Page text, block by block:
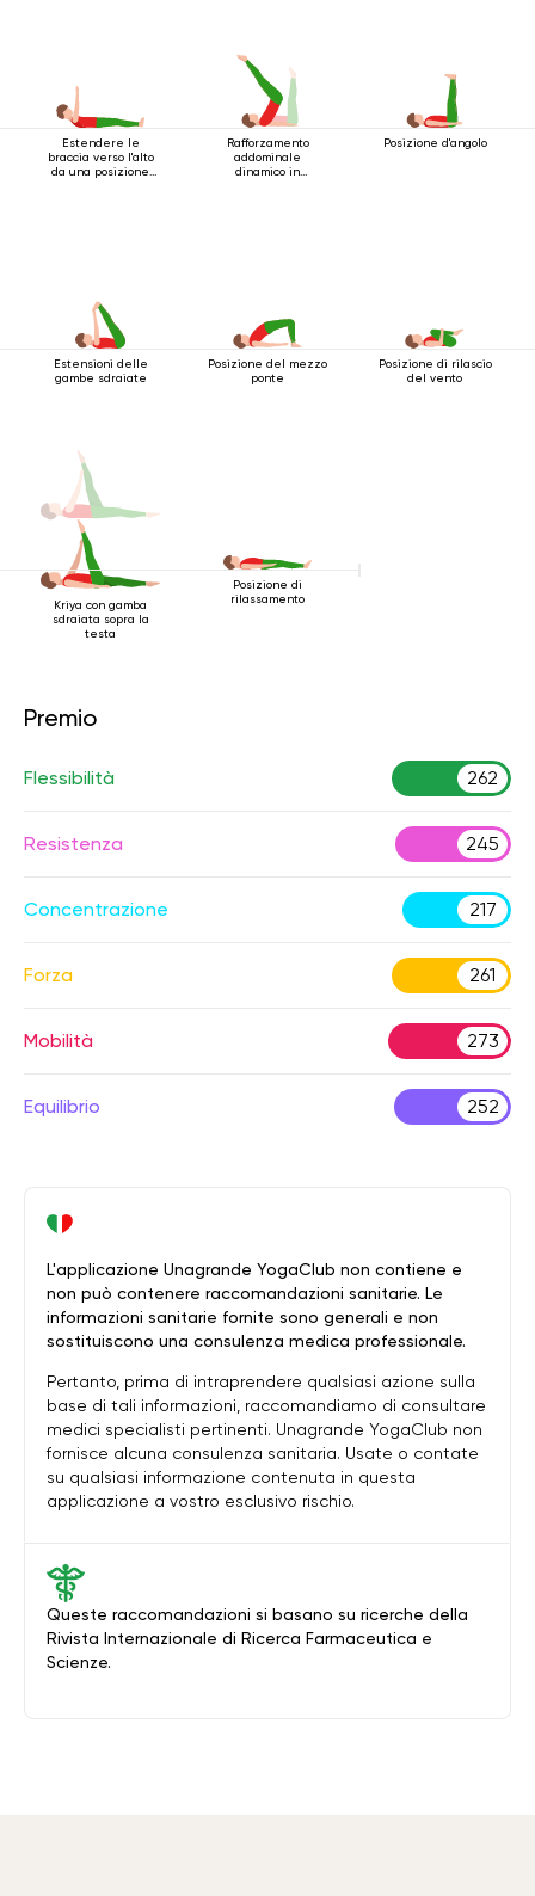
Estendere le
braccia verso l'alto
da una posizione
Rafforzamento
addominale
dinamico in
Posizione d'angolo
Estensioni delle
gambe sdraiate
Posizione del mezzo
ponte
Posizione di rilascio
del vento
Kriya con gamba
sdraiata sopra la
testa
Posizione di
rilassamento
Premio
Flessibilità 262
Resistenza 245
Concentrazione 217
Forza 261
Mobilità 273
Equilibrio 252
Queste raccomandazioni si basano su ricerche della
Rivista Internazionale di Ricerca Farmaceutica e
Scienze.
L'applicazione Unagrande YogaClub non contiene e
non può contenere raccomandazioni sanitarie. Le
informazioni sanitarie fornite sono generali e non
sostituiscono una consulenza medica professionale.
Pertanto, prima di intraprendere qualsiasi azione sulla
base di tali informazioni, raccomandiamo di consultare
medici specialisti pertinenti. Unagrande YogaClub non
fornisce alcuna consulenza sanitaria. Usate o contate
su qualsiasi informazione contenuta in questa
applicazione a vostro esclusivo rischio.